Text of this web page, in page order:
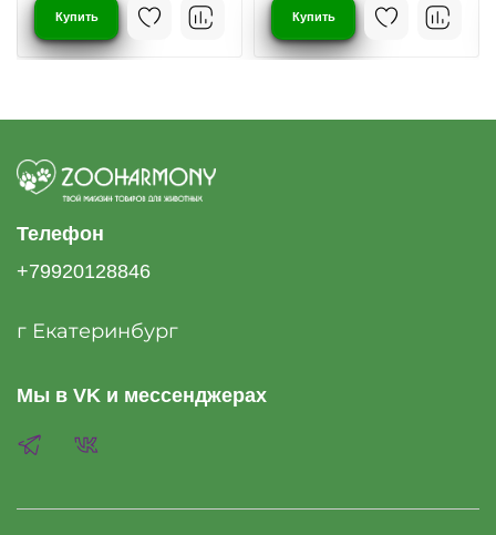
Купить Купить
Телефон
+79920128846
г Екатеринбург
Мы в VK и мессенджерах